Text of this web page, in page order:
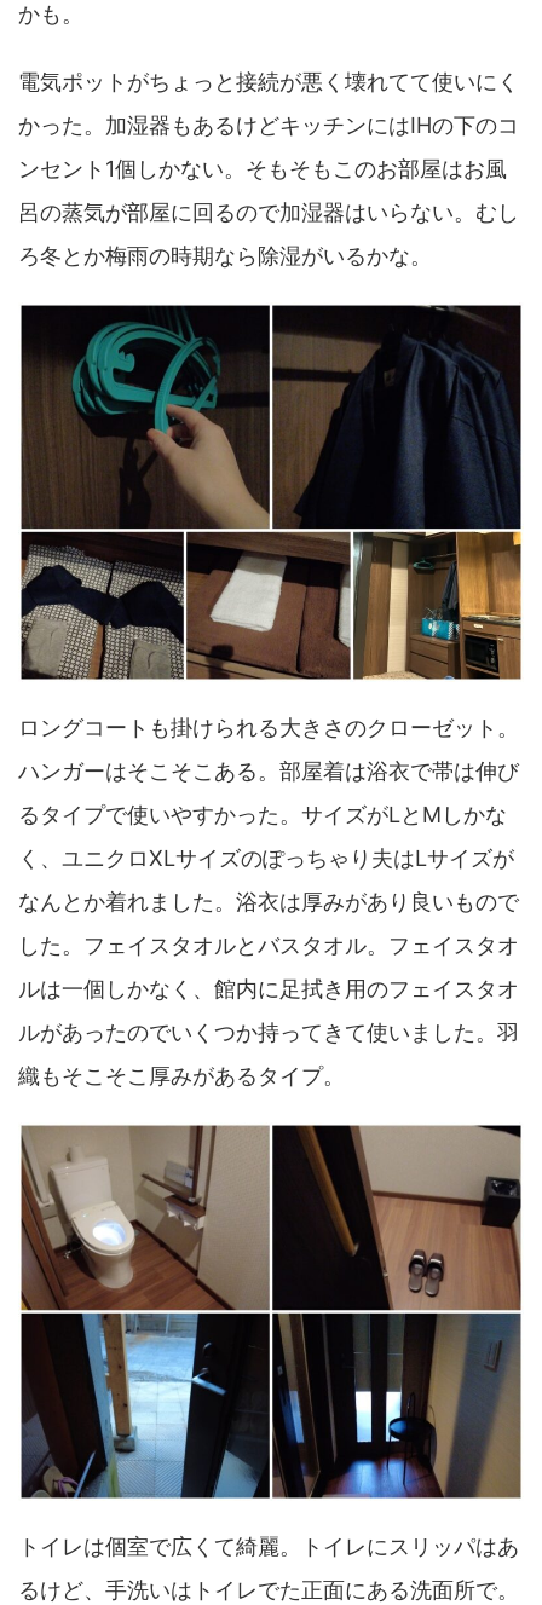
かも。
電気ポットがちょっと接続が悪く壊れてて使いにく
かった。加湿器もあるけどキッチンにはIHの下のコ
ンセント1個しかない。そもそもこのお部屋はお風
呂の蒸気が部屋に回るので加湿器はいらない。むし
ろ冬とか梅雨の時期なら除湿がいるかな。
ロングコートも掛けられる大きさのクローゼット。
ハンガーはそこそこある。部屋着は浴衣で帯は伸び
るタイプで使いやすかった。サイズがLとMしかな
く、ユニクロXLサイズのぽっちゃり夫はLサイズが
なんとか着れました。浴衣は厚みがあり良いもので
した。フェイスタオルとバスタオル。フェイスタオ
ルは一個しかなく、館内に足拭き用のフェイスタオ
ルがあったのでいくつか持ってきて使いました。羽
織もそこそこ厚みがあるタイプ。
トイレは個室で広くて綺麗。トイレにスリッパはあ
るけど、手洗いはトイレでた正面にある洗面所で。